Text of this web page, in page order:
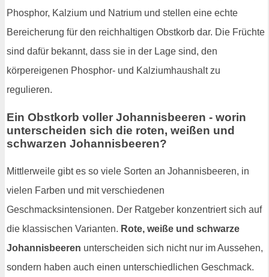
Phosphor, Kalzium und Natrium und stellen eine echte
Bereicherung für den reichhaltigen Obstkorb dar. Die Früchte
sind dafür bekannt, dass sie in der Lage sind, den
körpereigenen Phosphor- und Kalziumhaushalt zu
regulieren.
Ein Obstkorb voller Johannisbeeren - worin
unterscheiden sich die roten, weißen und
schwarzen Johannisbeeren?
Mittlerweile gibt es so viele Sorten an Johannisbeeren, in
vielen Farben und mit verschiedenen
Geschmacksintensionen. Der Ratgeber konzentriert sich auf
die klassischen Varianten. Rote, weiße und schwarze
Johannisbeeren unterscheiden sich nicht nur im Aussehen,
sondern haben auch einen unterschiedlichen Geschmack.